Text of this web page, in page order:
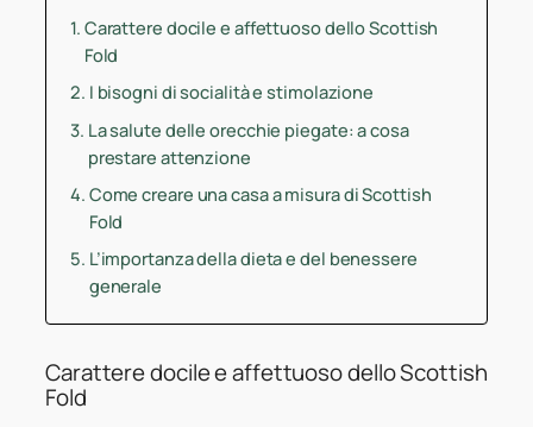
Carattere docile e affettuoso dello Scottish
Fold
I bisogni di socialità e stimolazione
La salute delle orecchie piegate: a cosa
prestare attenzione
Come creare una casa a misura di Scottish
Fold
L’importanza della dieta e del benessere
generale
Carattere docile e affettuoso dello Scottish
Fold